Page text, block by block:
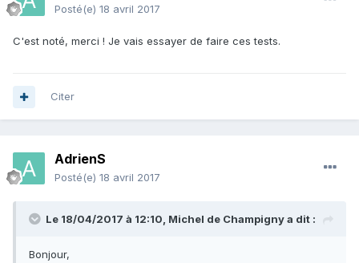
Posté(e) 18 avril 2017
C'est noté, merci ! Je vais essayer de faire ces tests.
Citer
AdrienS
Posté(e) 18 avril 2017
Le 18/04/2017 à 12:10, Michel de Champignya dit :
Bonjour,